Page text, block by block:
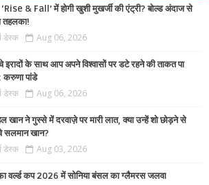
‘Rise & Fall’ में होगी खुशी मुखर्जी की एंट्री? बोल्ड अंदाज से
तहलका!
डेस्क Aug 06, 2026
इरादों के साथ आप अपने विश्वासों पर डटे रहने की ताकत पा
पांडे
डेस्क Aug 06, 2026
खान ने गुस्से में दरवाज़े पर मारी लात, क्या उन्हें शो छोड़ने से
सलमान खान?
डेस्क Aug 03, 2026
वर्ल्ड कप 2026 में सोनिया बंसल का ग्लैमरस जलवा